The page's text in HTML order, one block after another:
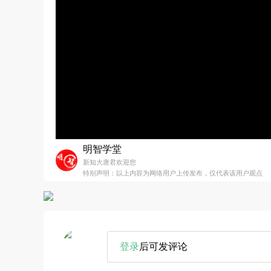
明智学堂
新知大唐君欢迎您
特别声明：以上内容为网络用户上传发布，仅代表该用户观点
登录后可发评论